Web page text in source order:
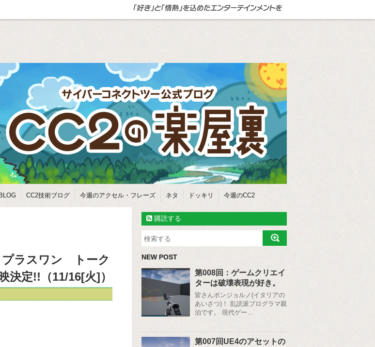
CC2技術ブログ 今週のアクセル・フレーズ ネタ ドッキリ 今週のCC2
プラスワン トーク
決定!!（11/16[火]）
購読する
NEW POST
第008回：ゲームクリエイ
ターは破壊表現が好き。
皆さんボンジョルノ(イタリアの
あいさつ)！ 乱読派プログラマ親
泊です。 現代ゲー…
第007回UE4のアセットの